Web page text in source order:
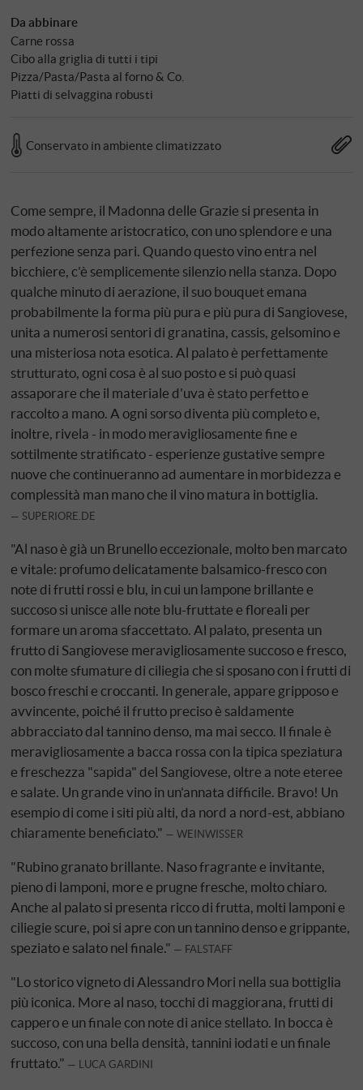
Da abbinare
Carne rossa
Cibo alla griglia di tutti i tipi
Pizza/Pasta/Pasta al forno & Co.
Piatti di selvaggina robusti
Conservato in ambiente climatizzato
Come sempre, il Madonna delle Grazie si presenta in
modo altamente aristocratico, con uno splendore e una
perfezione senza pari. Quando questo vino entra nel
bicchiere, c'è semplicemente silenzio nella stanza. Dopo
qualche minuto di aerazione, il suo bouquet emana
probabilmente la forma più pura e più pura di Sangiovese,
unita a numerosi sentori di granatina, cassis, gelsomino e
una misteriosa nota esotica. Al palato è perfettamente
strutturato, ogni cosa è al suo posto e si può quasi
assaporare che il materiale d'uva è stato perfetto e
raccolto a mano. A ogni sorso diventa più completo e,
inoltre, rivela - in modo meravigliosamente fine e
sottilmente stratificato - esperienze gustative sempre
nuove che continueranno ad aumentare in morbidezza e
complessità man mano che il vino matura in bottiglia.
SUPERIORE.DE
"Al naso è già un Brunello eccezionale, molto ben marcato
e vitale: profumo delicatamente balsamico-fresco con
note di frutti rossi e blu, in cui un lampone brillante e
succoso si unisce alle note blu-fruttate e floreali per
formare un aroma sfaccettato. Al palato, presenta un
frutto di Sangiovese meravigliosamente succoso e fresco,
con molte sfumature di ciliegia che si sposano con i frutti di
bosco freschi e croccanti. In generale, appare gripposo e
avvincente, poiché il frutto preciso è saldamente
abbracciato dal tannino denso, ma mai secco. Il finale è
meravigliosamente a bacca rossa con la tipica speziatura
e freschezza "sapida" del Sangiovese, oltre a note eteree
e salate. Un grande vino in un'annata difficile. Bravo! Un
esempio di come i siti più alti, da nord a nord-est, abbiano
chiaramente beneficiato."
WEINWISSER
"Rubino granato brillante. Naso fragrante e invitante,
pieno di lamponi, more e prugne fresche, molto chiaro.
Anche al palato si presenta ricco di frutta, molti lamponi e
ciliegie scure, poi si apre con un tannino denso e grippante,
speziato e salato nel finale."
FALSTAFF
"Lo storico vigneto di Alessandro Mori nella sua bottiglia
più iconica. More al naso, tocchi di maggiorana, frutti di
cappero e un finale con note di anice stellato. In bocca è
succoso, con una bella densità, tannini iodati e un finale
fruttato."
LUCA GARDINI